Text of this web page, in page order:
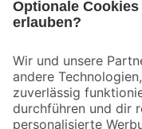
Der toom Newsletter: Keine
Zur Newsletter